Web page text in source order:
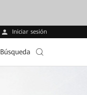
Iniciar sesión
Búsqueda